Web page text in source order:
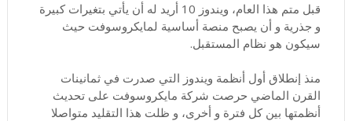
قبل متم هذا العام، ويندوز 10 أريد له أن يأتي بتغيرات كبيرة
و جذرية و أن يصبح منصة أساسية لمايكروسوفت حيث
سيكون هو نظام المستقبل.
منذ إنطلاق أول أنظمة ويندوز التي صدرت في ثمانينات
القرن الماضي حرصت شركة مايكروسوفت على تحديث
أنظمتها بين كل فترة و أخرى، و ظلت هذا التقليد متواصلا